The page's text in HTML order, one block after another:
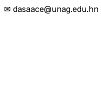
✉ dasaace@unag.edu.hn